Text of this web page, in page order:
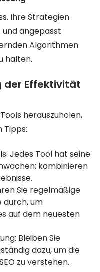
Ihre Strategien
angepasst
Algorithmen
halten.
der Effektivität
herauszuholen,
Tipps:
Jedes Tool hat seine
kombinieren
Sie regelmäßige
durch, um
auf dem neuesten
Bleiben Sie
dazu, um die
zu verstehen.